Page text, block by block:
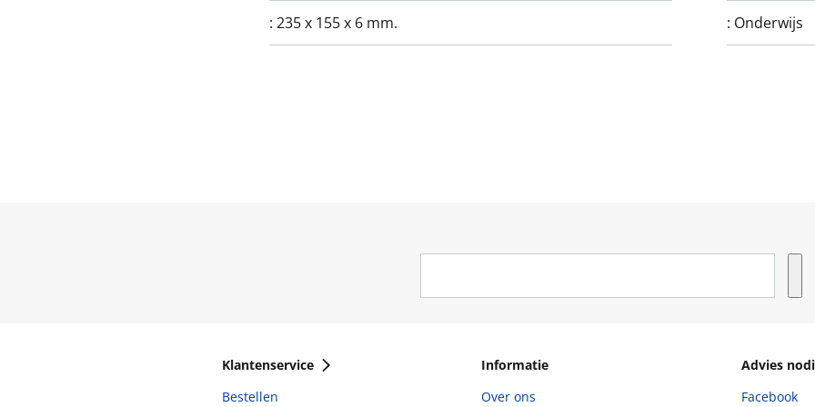
: 235 x 155 x 6 mm. : Onderwijs
Klantenservice
Bestellen
Informatie
Over ons
Advies
Facebook